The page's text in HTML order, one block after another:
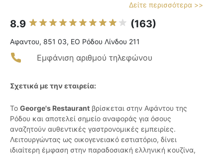
Δείτε περισσότερα >>
8.9 (163)
Αφαντου, 851 03, ΕΟ Ρόδου Λίνδου 211
Εμφάνιση αριθμού τηλεφώνου
Σχετικά με την εταιρεία:
Το George's Restaurant βρίσκεται στην Αφάντου της
Ρόδου και αποτελεί σημείο αναφοράς για όσους
αναζητούν αυθεντικές γαστρονομικές εμπειρίες.
Λειτουργώντας ως οικογενειακό εστιατόριο, δίνει
ιδιαίτερη έμφαση στην παραδοσιακή ελληνική κουζίνα,